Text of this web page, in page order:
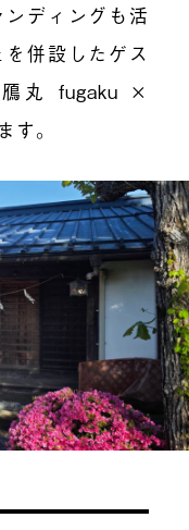
ディングも活
併設したゲス
丸 fugaku ×
。